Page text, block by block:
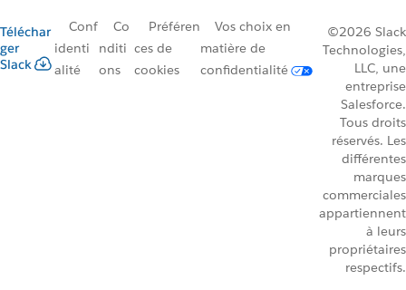
Téléchar
ger
Slack
Conf
identi
alité
Co
nditi
ons
Préféren
ces de
cookies
Vos choix en
matière de
confidentialité
©2026 Slack
Technologies,
LLC, une
entreprise
Salesforce.
Tous droits
réservés. Les
différentes
marques
commerciales
appartiennent
à leurs
propriétaires
respectifs.